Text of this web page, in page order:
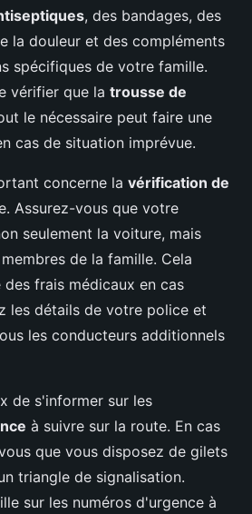
, des bandages, des
la douleur et des compléments
spécifiques de votre famille.
vérifier que la trousse de
le nécessaire peut faire une
cas de situation imprévue.
concerne la vérification de
Assurez-vous que votre
seulement la voiture, mais
de la famille. Cela
frais médicaux en cas
les détails de votre police et
les conducteurs additionnels
de s'informer sur les
à suivre sur la route. En cas
que vous disposez de gilets
triangle de signalisation.
sur les numéros d'urgence à